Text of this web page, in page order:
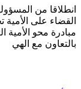
انطلاقا من
القضاء على الأمية
مبادرة محو الأمية
بالتعاون مع الهي